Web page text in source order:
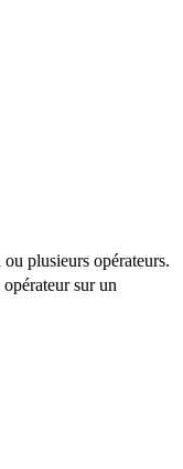
plusieurs opérateurs.
sur un